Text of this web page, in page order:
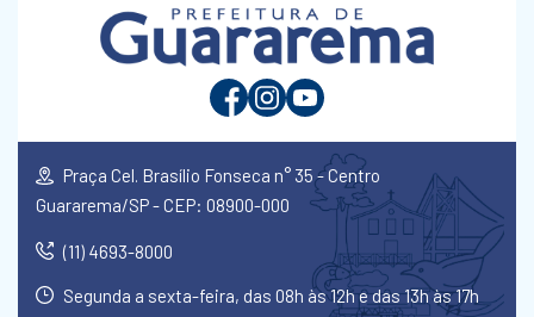
Praça Cel. Brasílio Fonseca n° 35 - Centro
Guararema/SP - CEP: 08900-000
(11) 4693-8000
Segunda a sexta-feira, das 08h às 12h e das 13h às 17h